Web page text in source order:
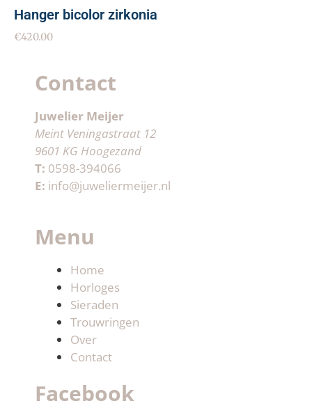
Hanger bicolor zirkonia
€420.00
Contact
Juwelier Meijer
Meint Veningastraat 12
9601 KG Hoogezand
T: 0598-394066
E: info@juweliermeijer.nl
Menu
Home
Horloges
Sieraden
Trouwringen
Over
Contact
Facebook